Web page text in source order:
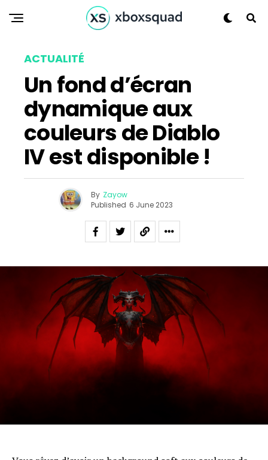
ACTUALITÉ
Un fond d’écran
dynamique aux
couleurs de Diablo
IV est disponible !
By Zayow
Published 6 June 2023
Flipboard
Reddit
Pinterest
Whatsapp
Email